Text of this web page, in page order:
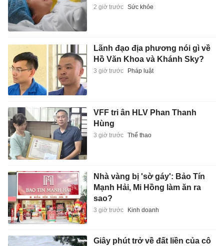
2 giờ trước Sức khỏe
Lãnh đạo địa phương nói gì về
Hồ Văn Khoa và Khánh Sky?
3 giờ trước Pháp luật
VFF tri ân HLV Phan Thanh
Hùng
3 giờ trước Thể thao
Nhà vàng bị 'sờ gáy': Bảo Tín
Mạnh Hải, Mi Hồng làm ăn ra
sao?
3 giờ trước Kinh doanh
Giây phút trở về đất liền của cô